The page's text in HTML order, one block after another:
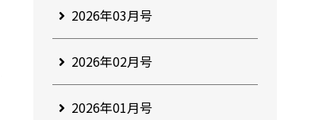
2026年03月号
2026年02月号
2026年01月号